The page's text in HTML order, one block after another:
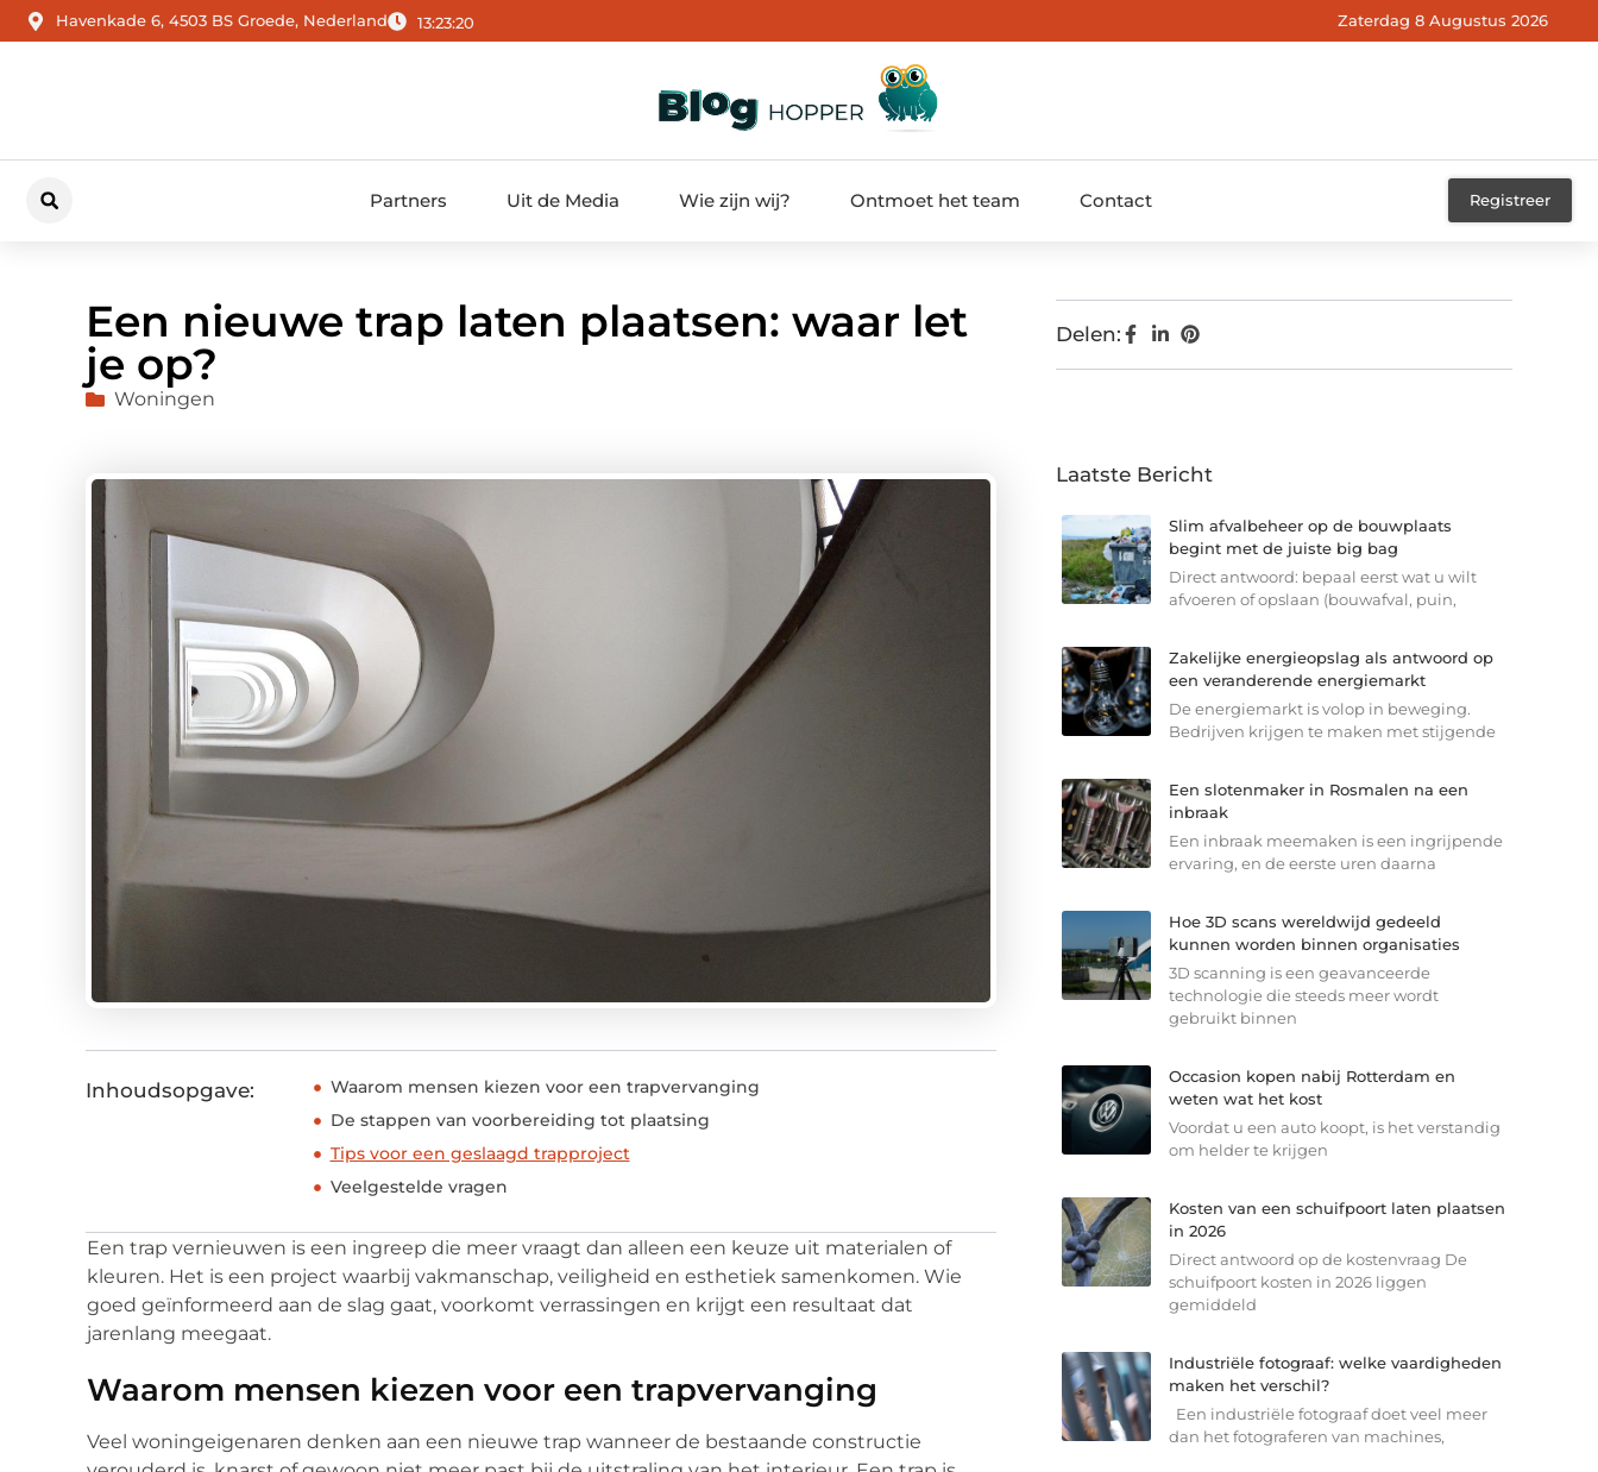
Havenkade 6, 4503 BS Groede, Nederland 13:23:21 Zaterdag 8 Augustus 2026
Partners Uit de Media Wie zijn wij? Ontmoet het team Contact Registreer
Een nieuwe trap laten plaatsen: waar let
je op?
Woningen
Inhoudsopgave:
Waarom mensen kiezen voor een trapvervanging
De stappen van voorbereiding tot plaatsing
Tips voor een geslaagd trapproject
Veelgestelde vragen
Een trap vernieuwen is een ingreep die meer vraagt dan alleen een keuze uit materialen of
kleuren. Het is een project waarbij vakmanschap, veiligheid en esthetiek samenkomen. Wie
goed geïnformeerd aan de slag gaat, voorkomt verrassingen en krijgt een resultaat dat
jarenlang meegaat.
Waarom mensen kiezen voor een trapvervanging
Veel woningeigenaren denken aan een nieuwe trap wanneer de bestaande constructie
Delen:
Laatste Bericht
Slim afvalbeheer op de bouwplaats
begint met de juiste big bag
Direct antwoord: bepaal eerst wat u wilt
afvoeren of opslaan (bouwafval, puin,
Zakelijke energieopslag als antwoord op
een veranderende energiemarkt
De energiemarkt is volop in beweging.
Bedrijven krijgen te maken met stijgende
Een slotenmaker in Rosmalen na een
inbraak
Een inbraak meemaken is een ingrijpende
ervaring, en de eerste uren daarna
Hoe 3D scans wereldwijd gedeeld
kunnen worden binnen organisaties
3D scanning is een geavanceerde
technologie die steeds meer wordt
gebruikt binnen
Occasion kopen nabij Rotterdam en
weten wat het kost
Voordat u een auto koopt, is het verstandig
om helder te krijgen
Kosten van een schuifpoort laten plaatsen
in 2026
Direct antwoord op de kostenvraag De
schuifpoort kosten in 2026 liggen
gemiddeld
Industriële fotograaf: welke vaardigheden
maken het verschil?
Een industriële fotograaf doet veel meer
dan het fotograferen van machines,